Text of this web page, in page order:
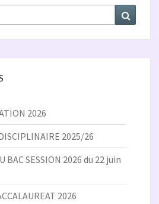
2026
2025/26
BAC SESSION 2026 du 22 juin
2026